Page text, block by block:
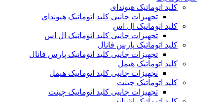
کلید اتوماتیک هیوندای
تجهیزات جانبی کلید اتوماتیک هیوندای
کلید اتوماتیک ال اس
تجهیزات جانبی کلید اتوماتیک ال اس
کلید اتوماتیک پارس فانال
تجهیزات جانبی کلید اتوماتیک پارس فانال
کلید اتوماتیک هیمل
تجهیزات جانبی کلید اتوماتیک هیمل
کلید اتوماتیک چینت
تجهیزات جانبی کلید اتوماتیک چینت